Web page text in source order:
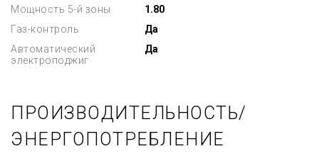
Мощность 5-й зоны
1.80
Газ-контроль
Да
Автоматический
электроподжиг
Да
ПРОИЗВОДИТЕЛЬНОСТЬ/
ЭНЕРГОПОТРЕБЛЕНИЕ